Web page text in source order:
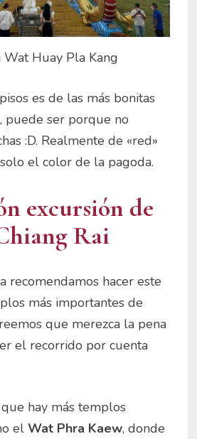
Wat Huay Pla Kang
es de las más bonitas
puede ser porque no
:D. Realmente de «red»
el color de la pagoda.
excursión de
Rai
recomendamos hacer este
más importantes de
que merezca la pena
el recorrido por cuenta
hay más templos
el Wat Phra Kaew, donde